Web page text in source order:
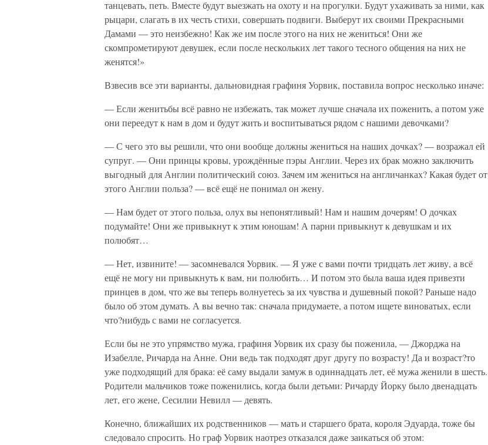
танцевать, петь. Вместе будут выезжать на охоту и на прогулки. Будут ухаживать за ними, как
рыцари, слагать в их честь стихи, совершать подвиги. Выберут их своими Прекрасными
Дамами — это неизбежно! Как же им после этого на них не жениться! Они же
скомпрометируют девушек, если после нескольких лет такого тесного общения на них не
женятся!»
Взвесив все эти варианты, дальновидная графиня Уорвик, поставила вопрос несколько иначе:
— Если женитьбы всё равно не избежать, так может лучше сначала их поженить, а потом уже
они переедут к нам в дом и будут жить и воспитываться рядом с нашими девочками?
— С чего это вы решили, что они вообще должны жениться на наших дочках? — возражал ей
супруг. — Они принцы кровы, урождённые пэры Англии. Через их брак можно заключить
выгодный для Англии политический союз. Зачем им жениться на англичанках? Какая будет от
этого Англии польза? — всё ещё не понимал он жену.
— Нам будет от этого польза, олух вы непонятливый! Нам и нашим дочерям! О дочках
подумайте! Они же привыкнут к этим юношам! А парни привыкнут к девушкам и их
полюбят…
— Нет, извините! — засомневался Уорвик. — Я уже с вами почти тридцать лет живу, а всё
ещё не могу ни привыкнуть к вам, ни полюбить… И потом это была ваша идея привезти
принцев в дом, что же вы теперь волнуетесь за их чувства и душевный покой? Раньше надо
было об этом думать. А вы вечно так: сначала придумаете, а потом ищете виноватых, если
что?нибудь с вами не согласуется.
Если бы не это упрямство мужа, графиня Уорвик их сразу бы поженила, — Джорджа на
Изабелле, Ричарда на Анне. Они ведь так подходят друг другу по возрасту! Да и возраст?то
уже подходящий для брака: её саму выдали замуж в одиннадцать лет, её мужа женили в шесть.
Родители мальчиков тоже поженились, когда были детьми: Ричарду Йорку было двенадцать
лет, его жене, Сесилии Невилл — девять.
Конечно, ближайших их родственников — мать и старшего брата, короля Эдуарда, тоже бы
следовало спросить. Но граф Уорвик наотрез отказался даже заикаться об этом: